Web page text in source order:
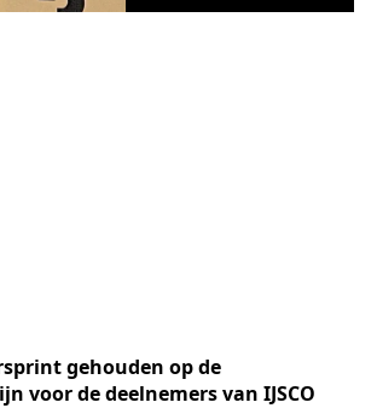
gehouden op de
voor de deelnemers van IJSCO